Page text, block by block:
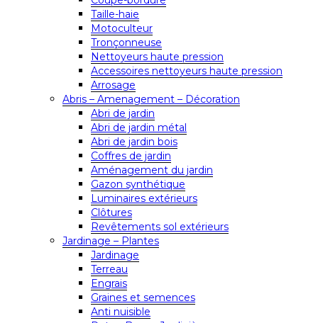
Taille-haie
Motoculteur
Tronçonneuse
Nettoyeurs haute pression
Accessoires nettoyeurs haute pression
Arrosage
Abris – Amenagement – Décoration
Abri de jardin
Abri de jardin métal
Abri de jardin bois
Coffres de jardin
Aménagement du jardin
Gazon synthétique
Luminaires extérieurs
Clôtures
Revêtements sol extérieurs
Jardinage – Plantes
Jardinage
Terreau
Engrais
Graines et semences
Anti nuisible